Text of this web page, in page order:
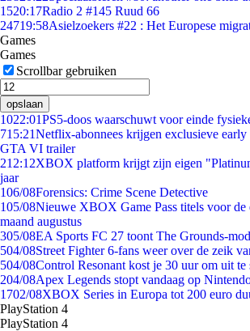
1520:17Radio 2 #145 Ruud 66
24719:58Asielzoekers #22 : Het Europese
Games
Games
Scrollbar gebruiken
opslaan
1022:01PS5-doos waarschuwt voor einde
715:21Netflix-abonnees krijgen exclusieve early
GTA VI trailer
212:12XBOX platform krijgt zijn eigen
jaar
106/08Forensics: Crime Scene Detective
105/08Nieuwe XBOX Game Pass titels voor de
maand augustus
305/08EA Sports FC 27 toont The Grounds-
504/08Street Fighter 6-fans weer over de zeik
504/08Control Resonant kost je 30 uur om uit te
204/08Apex Legends stopt vandaag op
1702/08XBOX Series in Europa tot 200 euro
PlayStation 4
PlayStation 4